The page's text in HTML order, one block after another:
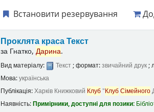
Встановити резервування
Проклята красаТекст
за Гнатко, Дарина.
Вид матеріалу: Текст; формат:звичайний друк;
Мова:українська
Публікація:Харків Книжковий Клуб"КлубСімейного
Наявність:Примірники, доступні для позики: